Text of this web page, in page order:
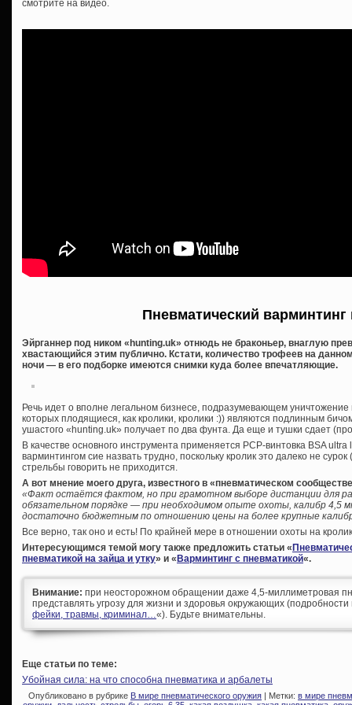
смотрите на видео.
Пневматический варминтинг
Эйрганнер под ником «hunting.uk» отнюдь не браконьер, внаглую
хвастающийся этим публично. Кстати, количество трофеев на
ночи — в его подборке имеются снимки куда более впечатляющие.
Речь идет о вполне легальном бизнесе, подразумевающем
которых плодящиеся, как кролики, кролики :)) являются подлинным
ушастого «hunting.uk» получает по два фунта. Да еще и тушки сдает
В качестве основного инструмента применяется PCP-винтовка BSA
варминтингом сие назвать трудно, поскольку кролик это далеко не
стрельбы говорить не приходится.
А вот мнение моего друга, известного в «пневматическом
«Факт остаётся фактом, но при грамотном выборе дистанции для
обязательном порядке — при необходимом опыте охоты, калибр 4,5
достаточно бюджетным по отношению цены на более крупные
Все верно, так оно и есть! По крайней мере в отношении охоты на
Интересующимся темой могу также предложить статьи «
пневматикой на зайца и утку» и « Варминтинг с пневматикой«.
Внимание: при неосторожном обращении даже 4,5-миллиметровая
представлять угрозу для жизни и здоровья окружающих (подробности
фейки, травмы, криминал…«). Будьте внимательны.
Еще статьи по теме:
Убойная сила: на что способна пневматика и арбалеты
Опубликовано в рубрике В мире пневматического оружия | Метки: в мире